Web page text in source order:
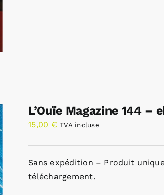
L’Ouïe Magazine 144 –
15,00 € TVA incluse
Sans expédition – Produit
téléchargement.